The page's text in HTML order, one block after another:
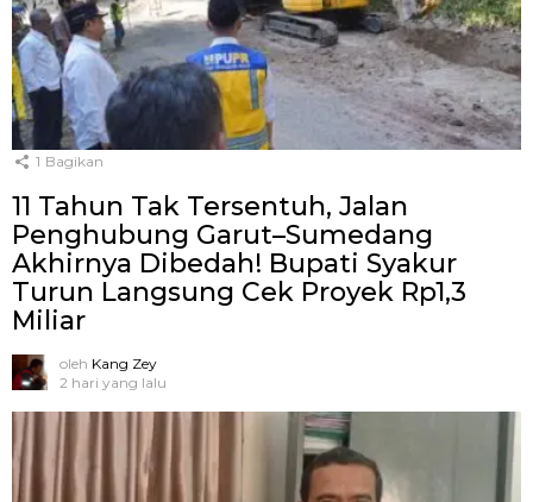
1 Bagikan
11 Tahun Tak Tersentuh, Jalan
Penghubung Garut–Sumedang
Akhirnya Dibedah! Bupati Syakur
Turun Langsung Cek Proyek Rp1,3
Miliar
oleh Kang Zey
2 hari yang lalu